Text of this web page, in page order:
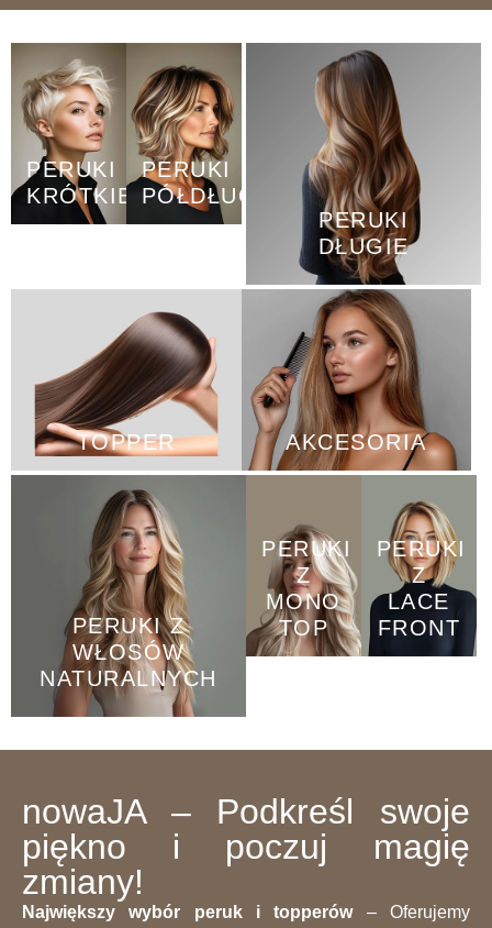
PERUKI
DŁUGIE
PERUKI
KRÓTKIE
PERUKI
PÓŁDŁUGIE
TOPPER AKCESORIA
PERUKI Z
WŁOSÓW
NATURALNYCH
PERUKI
Z
MONO
TOP
PERUKI
Z
LACE
FRONT
nowaJA – Podkreśl swoje
piękno i poczuj magię
zmiany!
Największy wybór peruk i topperów– Oferujemy